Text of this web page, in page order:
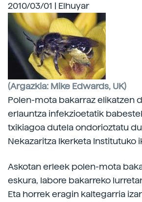
2010/03/01 | Elhuyar
(Argazkia: Mike Edwards, UK)
Polen-mota bakarraz elikatzen
erlauntza infekzioetatik
txikiagoa dutela ondorioztatu
Nekazaritza Ikerketa Institutuko
Askotan erleek polen-mota
eskura, labore bakarreko
Eta horrek eragin kaltegarria